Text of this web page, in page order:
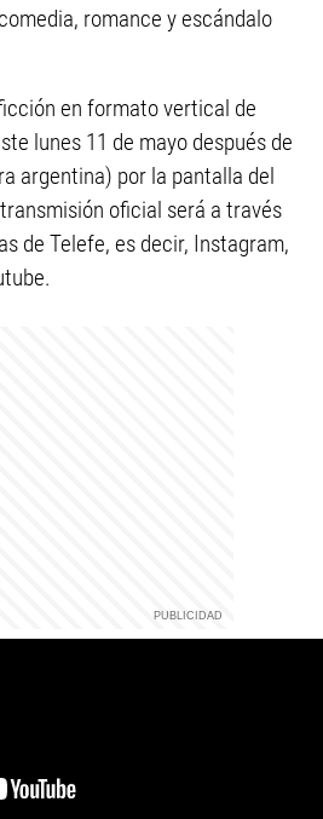
romance y escándalo
en formato vertical de
lunes 11 de mayo después de
argentina) por la pantalla del
oficial será a través
de Telefe, es decir, Instagram,